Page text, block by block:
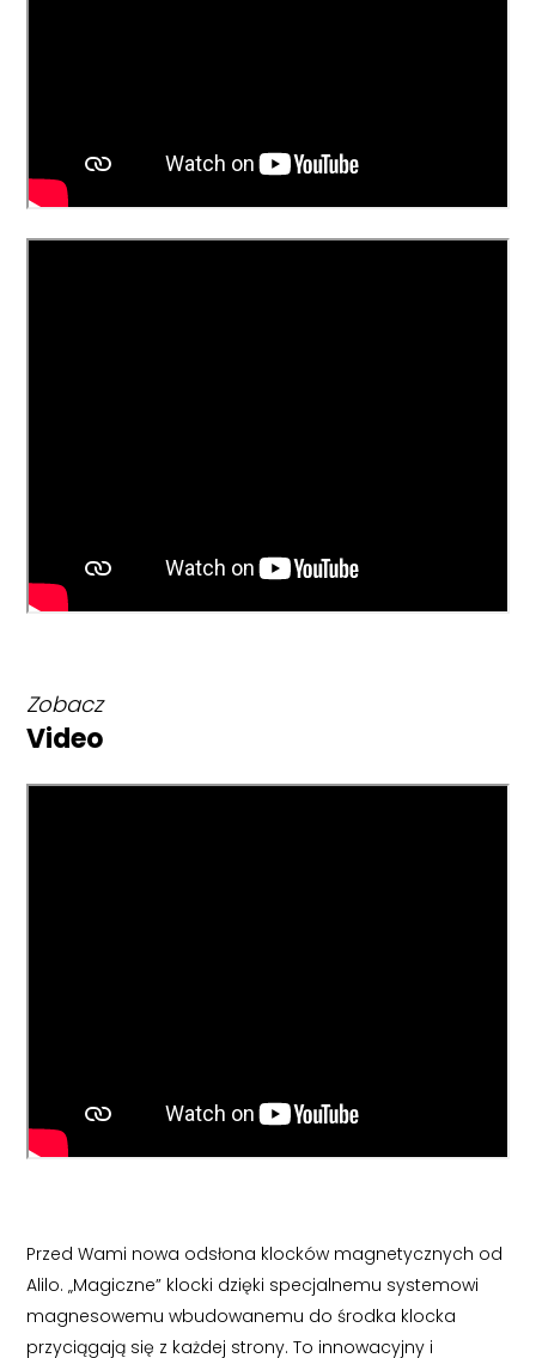
Zobacz
Video
Przed Wami nowa odsłona klocków magnetycznych od
Alilo. „Magiczne” klocki dzięki specjalnemu systemowi
magnesowemu wbudowanemu do środka klocka
przyciągają się z każdej strony. To innowacyjny i